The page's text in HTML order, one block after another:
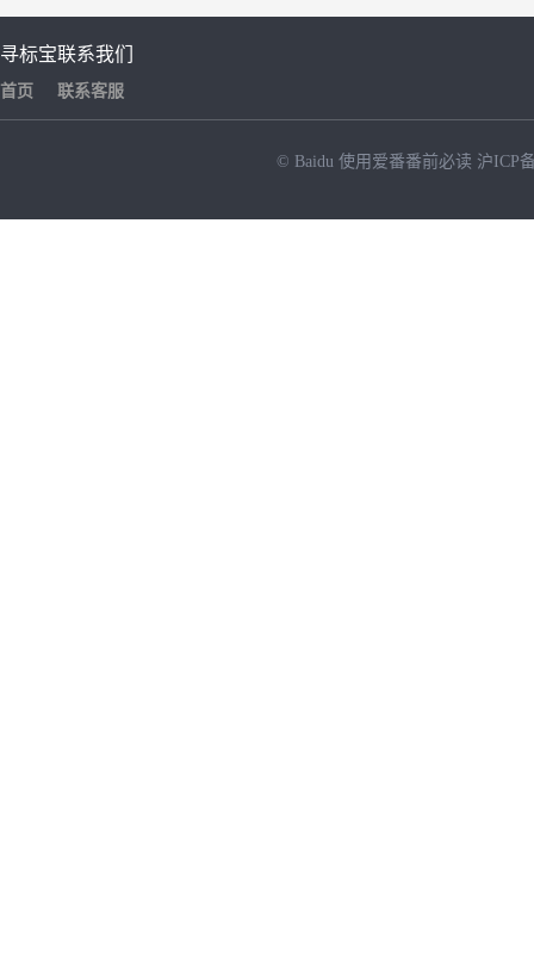
寻标宝
首页
联系我们
联系客服
© Baidu 使用爱番番前必读 沪ICP